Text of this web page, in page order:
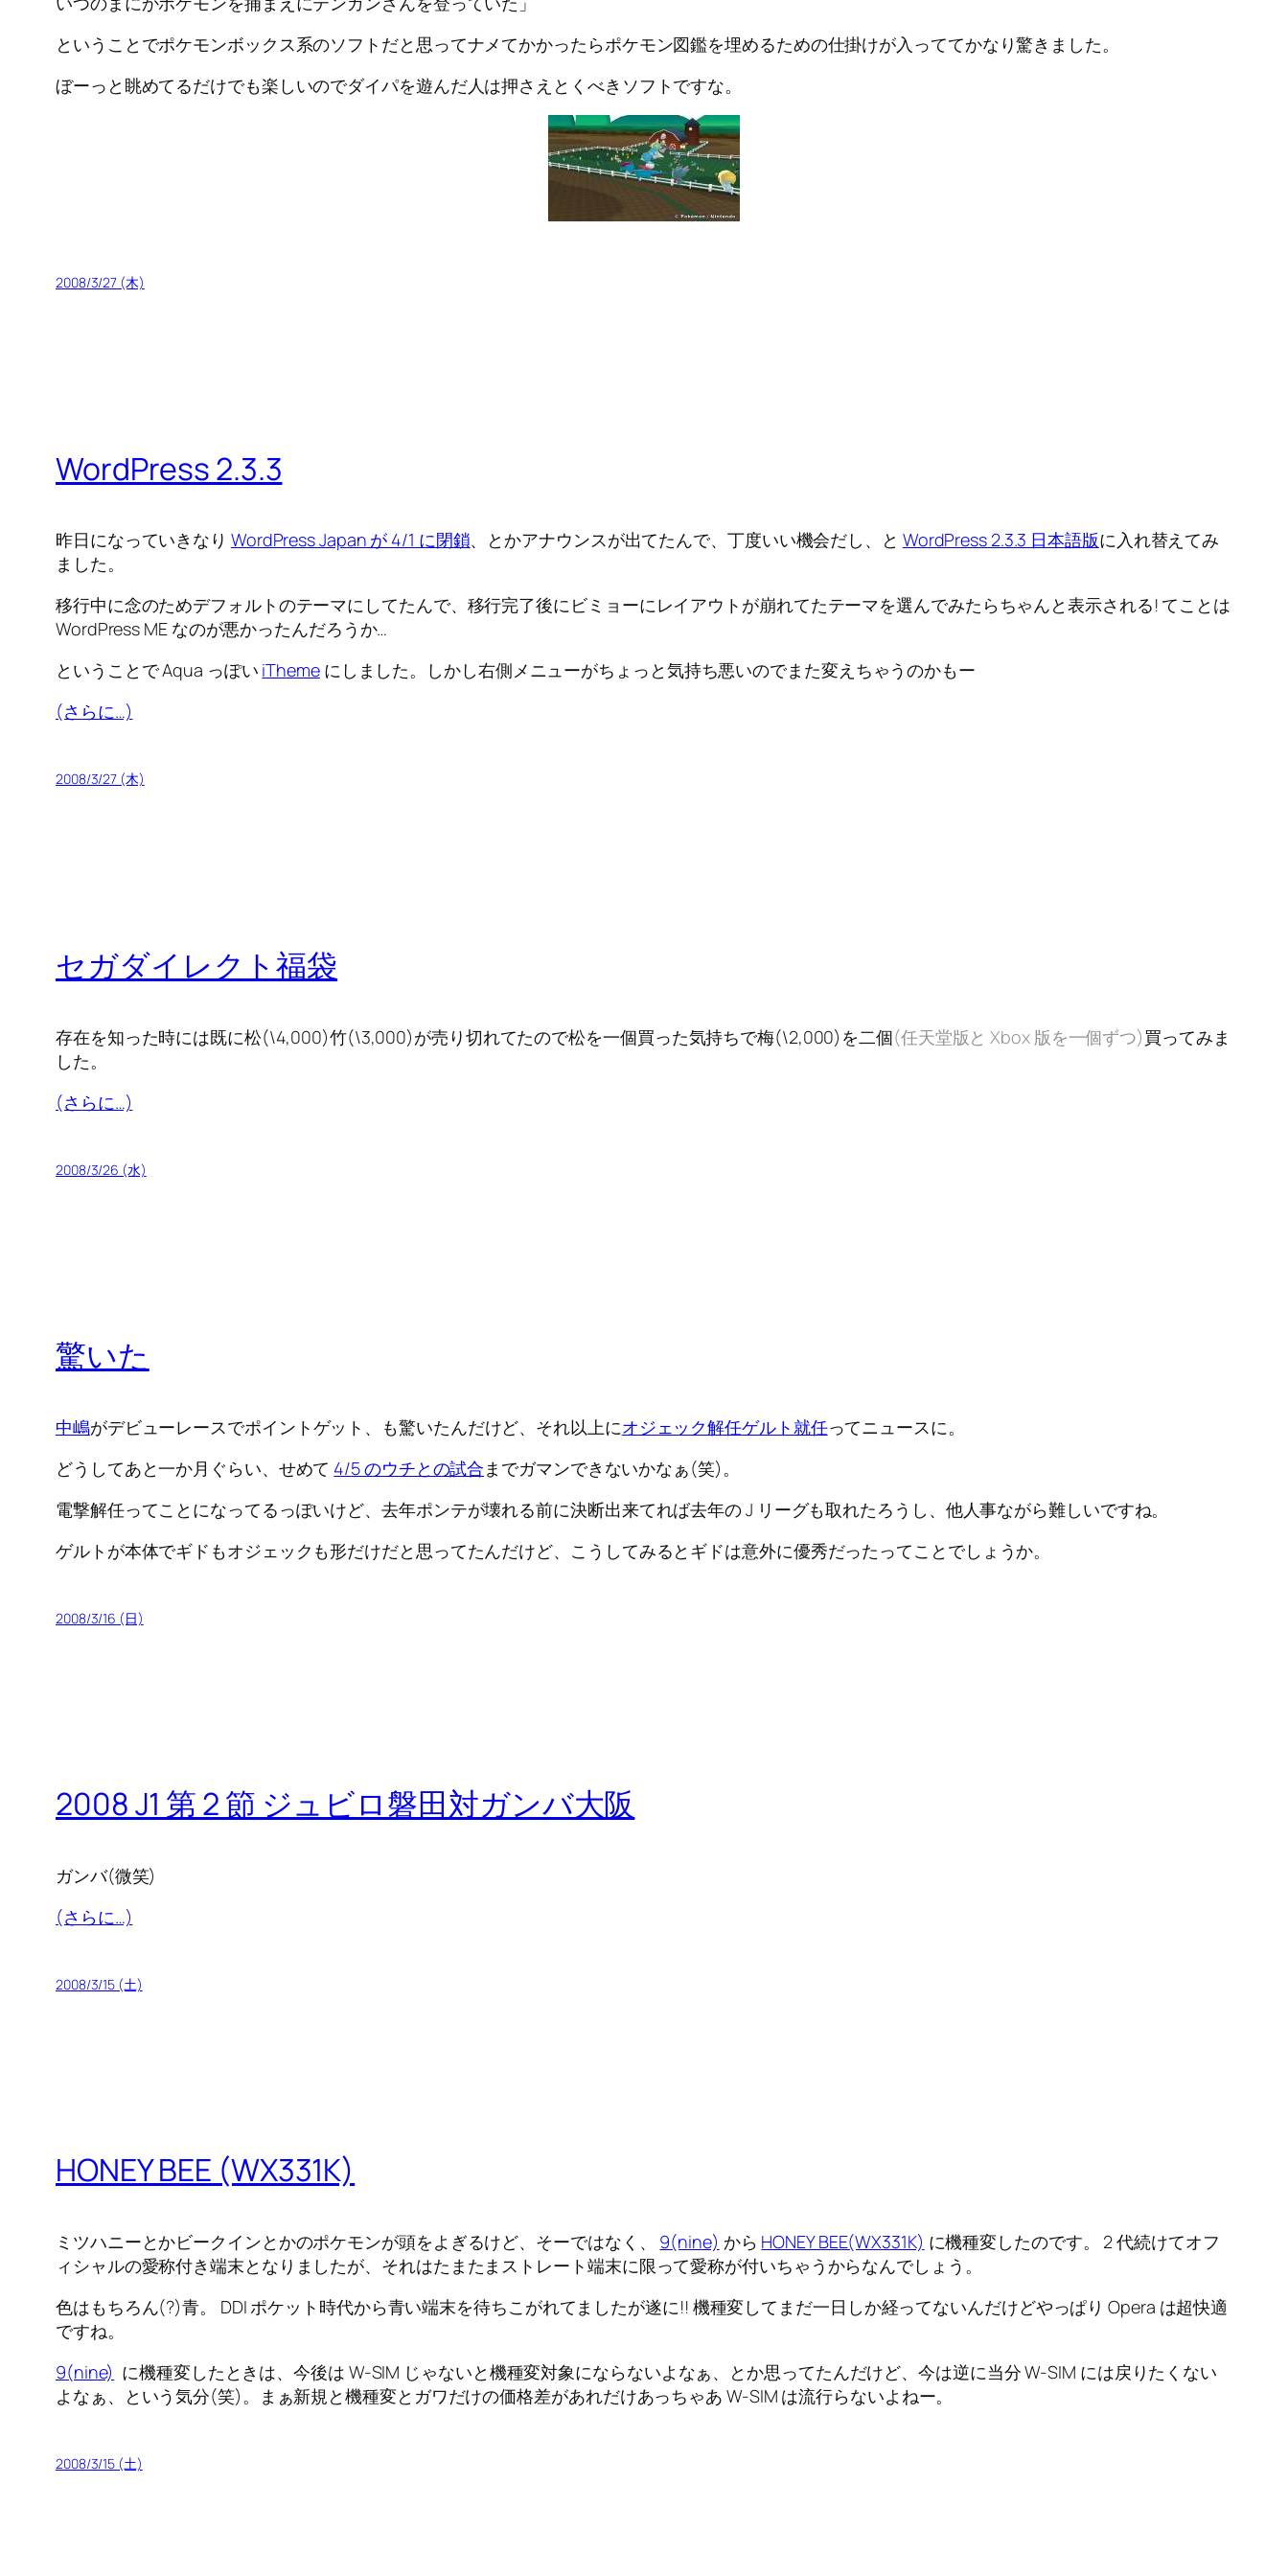
ということでポケモンボックス系のソフトだと思ってナメてかかったらポケモン図鑑を埋めるための仕掛けが入っててかなり驚きました。
ぼーっと眺めてるだけでも楽しいのでダイパを遊んだ人は押さえとくべきソフトですな。
2008/3/27 (木)
WordPress 2.3.3
昨日になっていきなり WordPress Japan が 4/1 に閉鎖、とかアナウンスが出てたんで、丁度いい機会だし、と WordPress 2.3.3 日本語版に入れ替えてみ
ました。
移行中に念のためデフォルトのテーマにしてたんで、移行完了後にビミョーにレイアウトが崩れてたテーマを選んでみたらちゃんと表示される! てことは
WordPress ME なのが悪かったんだろうか…
ということで Aqua っぽい iThemeにしました。しかし右側メニューがちょっと気持ち悪いのでまた変えちゃうのかもー
(さらに…)
2008/3/27 (木)
セガダイレクト福袋
存在を知った時には既に松(\4,000)竹(\3,000)が売り切れてたので松を一個買った気持ちで梅(\2,000)を二個(任天堂版と Xbox 版を一個ずつ)買ってみま
した。
(さらに…)
2008/3/26 (水)
驚いた
中嶋がデビューレースでポイントゲット、も驚いたんだけど、それ以上にオジェック解任ゲルト就任ってニュースに。
どうしてあと一か月ぐらい、せめて 4/5 のウチとの試合 までガマンできないかなぁ(笑)。
電撃解任ってことになってるっぽいけど、去年ポンテが壊れる前に決断出来てれば去年の J リーグも取れたろうし、他人事ながら難しいですね。
ゲルトが本体でギドもオジェックも形だけだと思ってたんだけど、こうしてみるとギドは意外に優秀だったってことでしょうか。
2008/3/16 (日)
2008 J1 第 2 節 ジュビロ磐田対ガンバ大阪
ガンバ(微笑)
(さらに…)
2008/3/15 (土)
HONEY BEE (WX331K)
ミツハニーとかビークインとかのポケモンが頭をよぎるけど、そーではなく、 9(nine) から HONEY BEE(WX331K) に機種変したのです。 2 代続けてオフ
ィシャルの愛称付き端末となりましたが、それはたまたまストレート端末に限って愛称が付いちゃうからなんでしょう。
色はもちろん(?)青。 DDI ポケット時代から青い端末を待ちこがれてましたが遂に!! 機種変してまだ一日しか経ってないんだけどやっぱり Opera は超快適
ですね。
9(nine) に機種変したときは、今後は W-SIM じゃないと機種変対象にならないよなぁ、とか思ってたんだけど、今は逆に当分 W-SIM には戻りたくない
よなぁ、という気分(笑)。まぁ新規と機種変とガワだけの価格差があれだけあっちゃあ W-SIM は流行らないよねー。
2008/3/15 (土)